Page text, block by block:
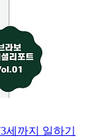
세까지 일하기